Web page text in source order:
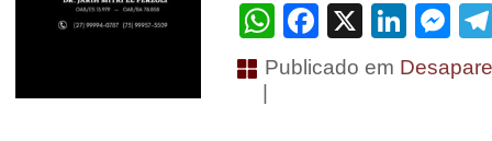
WhatsApp
Facebook
X
Publicado em